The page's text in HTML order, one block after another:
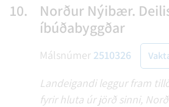
10.
Norður Nýibær.
íbúðabyggðar
Málsnúmer 2510326
Landeigandi leggur fram
fyrir hluta úr jörð sinni,